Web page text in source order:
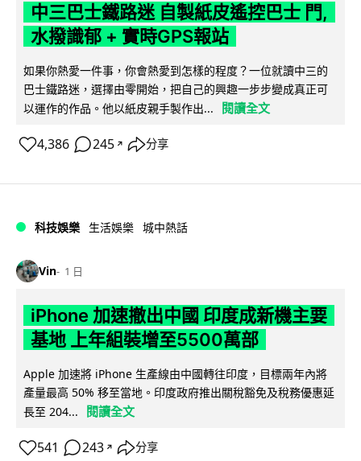
中三巴士鐵路迷 自製紙皮遙控巴士 門,
水撥識郁 + 實時GPS報站
如果你熱愛一件事，你會熱愛到怎樣的程度？一位就讀中三的
巴士鐵路迷，選擇由零開始，把自己的興趣一步步變成真正可
以運作的作品。他以紙皮親手製作出...
閱讀全文
4,386 245 ↗ 分享
科技娛樂 生活娛樂 城中熱話
Vin 1 日
iPhone 加速撤出中國 印度成新機主要
基地 上年組裝增至5500萬部
Apple 加速將 iPhone 生產線由中國轉往印度，目標兩年內將
產量最高 50% 移至當地。印度政府推出關稅豁免及稅務優惠延
長至 204...
閱讀全文
541 243 ↗ 分享